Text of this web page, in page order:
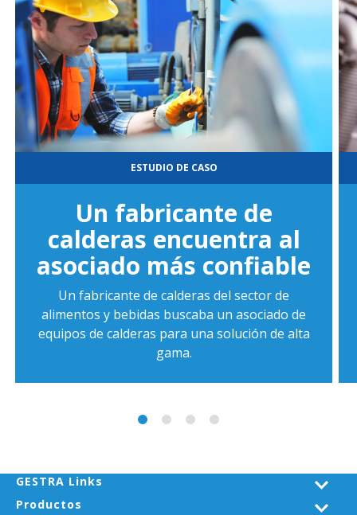
ESTUDIO DE CASO
Un fabricante de
calderas encuentra al
asociado más confiable
Un fabricante de calderas del sector de
alimentos y bebidas buscaba un asociado de
equipos de calderas para una solución de alta
gama.
GESTRA Links
Productos